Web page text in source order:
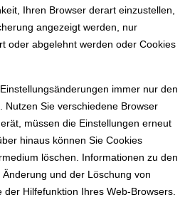
Ihren Browser derart einzustellen,
angezeigt werden, nur
oder abgelehnt werden oder Cookies
immer nur den
Nutzen Sie verschiedene Browser
müssen die Einstellungen erneut
hinaus können Sie Cookies
löschen. Informationen zu den
und der Löschung von
Hilfefunktion Ihres Web-Browsers.